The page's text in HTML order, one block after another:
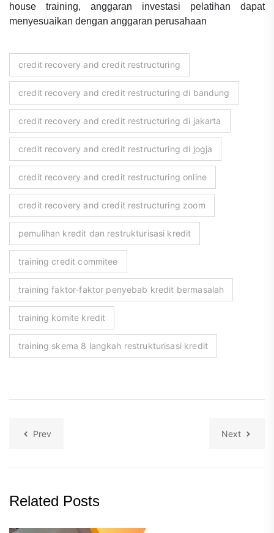
house training, anggaran investasi pelatihan dapat
menyesuaikan dengan anggaran perusahaan
credit recovery and credit restructuring
credit recovery and credit restructuring di bandung
credit recovery and credit restructuring di jakarta
credit recovery and credit restructuring di jogja
credit recovery and credit restructuring online
credit recovery and credit restructuring zoom
pemulihan kredit dan restrukturisasi kredit
training credit commitee
training faktor-faktor penyebab kredit bermasalah
training komite kredit
training skema 8 langkah restrukturisasi kredit
Prev Next
Related Posts